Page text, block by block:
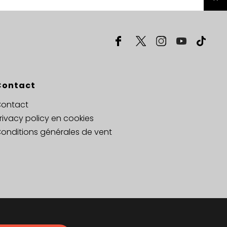
policy en cookies
générales de vent